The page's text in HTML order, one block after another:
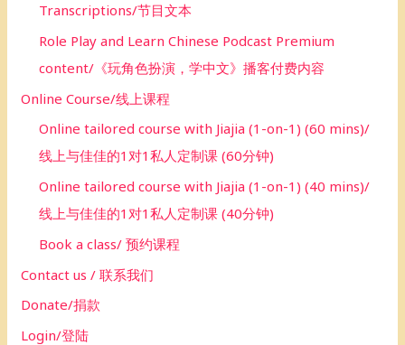
Transcriptions/节目文本
Role Play and Learn Chinese Podcast Premium
content/《玩角色扮演，学中文》播客付费内容
Online Course/线上课程
Online tailored course with Jiajia (1-on-1) (60 mins)/
线上与佳佳的1对1私人定制课 (60分钟)
Online tailored course with Jiajia (1-on-1) (40 mins)/
线上与佳佳的1对1私人定制课 (40分钟)
Book a class/ 预约课程
Contact us / 联系我们
Donate/捐款
Login/登陆